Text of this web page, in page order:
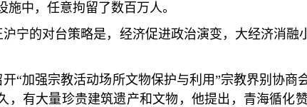
施中，任意拘留了数百万人。
沪宁的对台策略是，经济促进政治演变，大经济消
开“加强宗教活动场所文物保护与利用”宗教界别协商
，有大量珍贵建筑遗产和文物，他提出，青海循